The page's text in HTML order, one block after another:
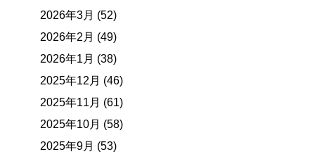
2026年3月 (52)
2026年2月 (49)
2026年1月 (38)
2025年12月 (46)
2025年11月 (61)
2025年10月 (58)
2025年9月 (53)